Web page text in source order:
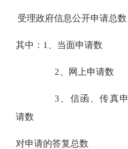
受理政府信息公开申请总数
其中：1、当面申请数
2、网上申请数
3、信函、传真申
请数
对申请的答复总数